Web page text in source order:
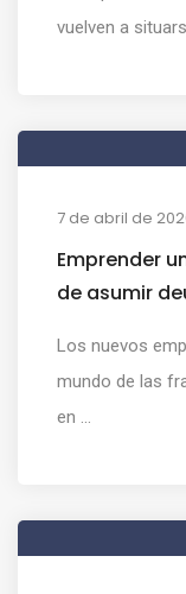
vuelven a
7 de abril de
Emprender
de asumir
Los nuevos
mundo de las
en ...